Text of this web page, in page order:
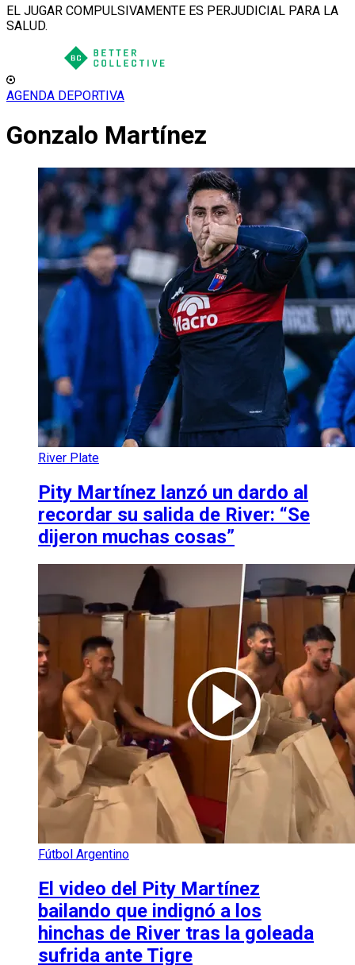
EL JUGAR COMPULSIVAMENTE ES PERJUDICIAL PARA LA
SALUD.
AGENDA DEPORTIVA
Gonzalo Martínez
River Plate
Pity Martínez lanzó un dardo al
recordar su salida de River: “Se
dijeron muchas cosas”
Fútbol Argentino
El video del Pity Martínez
bailando que indignó a los
hinchas de River tras la goleada
sufrida ante Tigre